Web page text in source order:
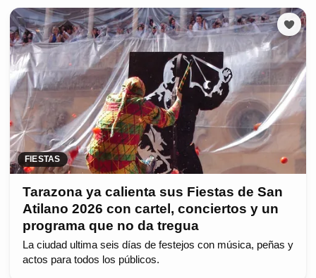
FIESTAS
Tarazona ya calienta sus Fiestas de San
Atilano 2026 con cartel, conciertos y un
programa que no da tregua
La ciudad ultima seis días de festejos con música, peñas y
actos para todos los públicos.